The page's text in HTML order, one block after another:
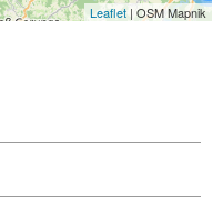
Leaflet | OSM Mapnik